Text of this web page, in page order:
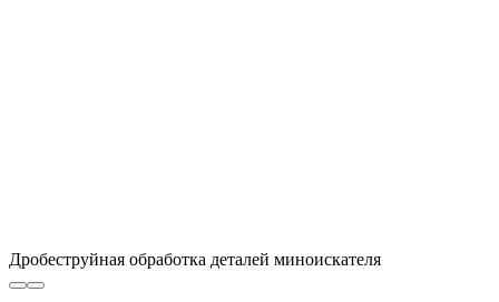
Дробеструйная обработка деталей миноискателя